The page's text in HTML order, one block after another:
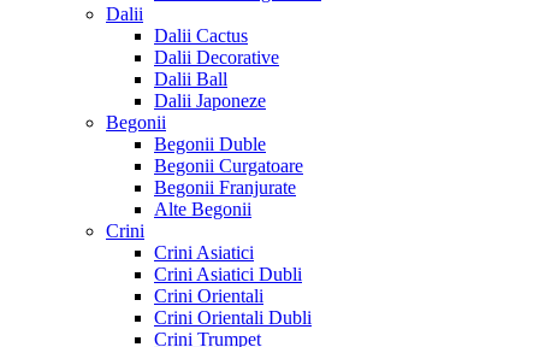
Dalii
Dalii Cactus
Dalii Decorative
Dalii Ball
Dalii Japoneze
Begonii
Begonii Duble
Begonii Curgatoare
Begonii Franjurate
Alte Begonii
Crini
Crini Asiatici
Crini Asiatici Dubli
Crini Orientali
Crini Orientali Dubli
Crini Trumpet